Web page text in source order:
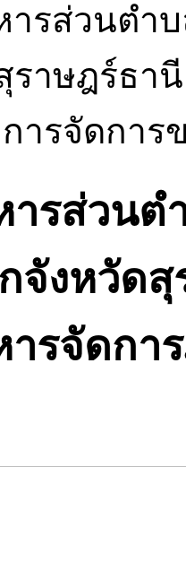
ารส่วนตำ
ราษฎร์ธา
ารจัดการ
ารส่วนต
จังหวัด
ารจัดกา